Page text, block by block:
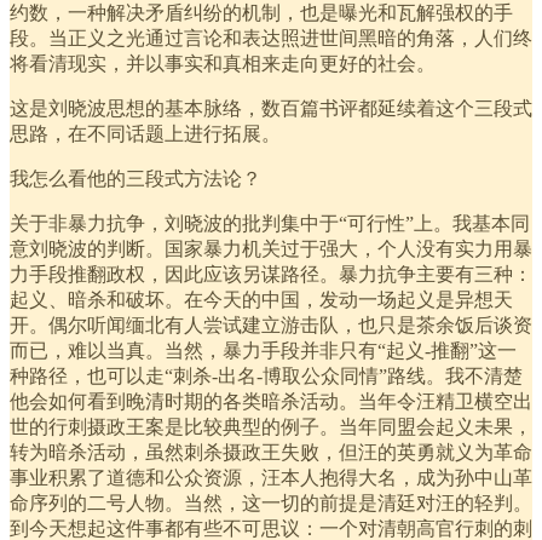
约数，一种解决矛盾纠纷的机制，也是曝光和瓦解强权的手
段。当正义之光通过言论和表达照进世间黑暗的角落，人们终
将看清现实，并以事实和真相来走向更好的社会。
这是刘晓波思想的基本脉络，数百篇书评都延续着这个三段式
思路，在不同话题上进行拓展。
我怎么看他的三段式方法论？
关于非暴力抗争，刘晓波的批判集中于“可行性”上。我基本同
意刘晓波的判断。国家暴力机关过于强大，个人没有实力用暴
力手段推翻政权，因此应该另谋路径。暴力抗争主要有三种：
起义、暗杀和破坏。在今天的中国，发动一场起义是异想天
开。偶尔听闻缅北有人尝试建立游击队，也只是茶余饭后谈资
而已，难以当真。当然，暴力手段并非只有“起义-推翻”这一
种路径，也可以走“刺杀-出名-博取公众同情”路线。我不清楚
他会如何看到晚清时期的各类暗杀活动。当年令汪精卫横空出
世的行刺摄政王案是比较典型的例子。当年同盟会起义未果，
转为暗杀活动，虽然刺杀摄政王失败，但汪的英勇就义为革命
事业积累了道德和公众资源，汪本人抱得大名，成为孙中山革
命序列的二号人物。当然，这一切的前提是清廷对汪的轻判。
到今天想起这件事都有些不可思议：一个对清朝高官行刺的刺